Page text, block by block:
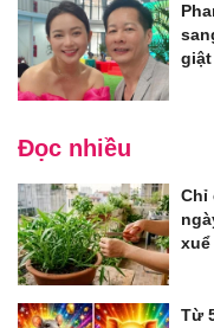
Đọc nhiều
Chỉ
xuể
Từ